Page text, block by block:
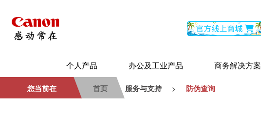
个人产品 办公及工业产品 商务解决方案
您当前在 首页 服务与支持 > 防伪查询